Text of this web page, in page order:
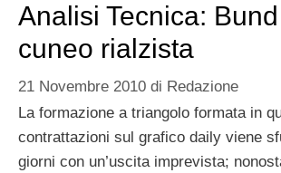
Analisi Tecnica:
cuneo rialzista
21 Novembre 2010 di Redazione
La formazione a triangolo formata in
contrattazioni sul grafico daily viene
giorni con un’uscita imprevista;